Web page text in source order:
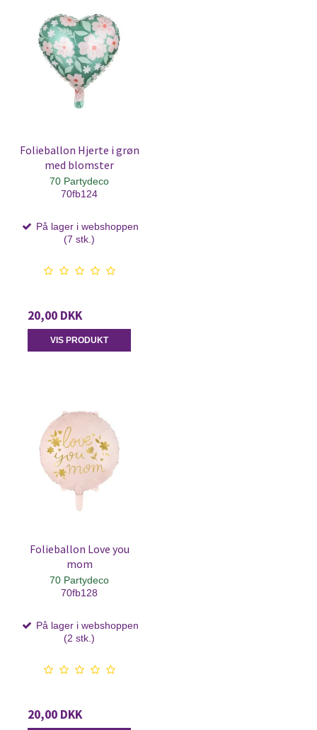
Folieballon Hjerte i grøn
med blomster
70 Partydeco
70fb124
På lager i webshoppen
(7 stk.)
20,00 DKK
VIS PRODUKT
Folieballon Love you
mom
70 Partydeco
70fb128
På lager i webshoppen
(2 stk.)
20,00 DKK